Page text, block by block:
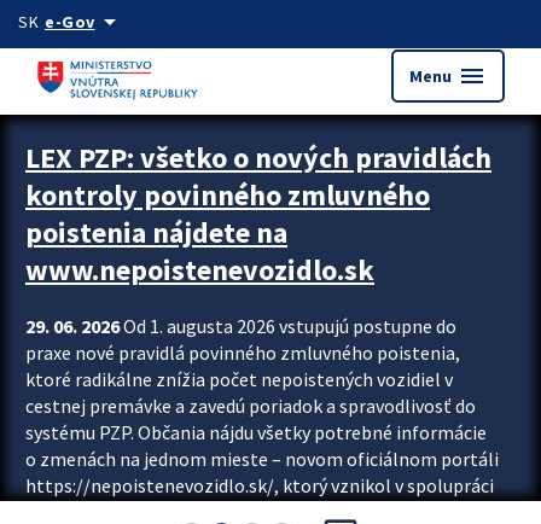
Preskocit na hlavný obsah
SK e-Govarrow_drop_down
Menu menu
Zastavit automatický posun upútavok
LEX PZP: všetko o nových pravidlách
kontroly povinného zmluvného
poistenia nájdete na
www.nepoistenevozidlo.sk
29. 06. 2026Od 1. augusta 2026 vstupujú postupne do
praxe nové pravidlá povinného zmluvného poistenia,
ktoré radikálne znížia počet nepoistených vozidiel v
cestnej premávke a zavedú poriadok a spravodlivosť do
systému PZP. Občania nájdu všetky potrebné informácie
o zmenách na jednom mieste – novom oficiálnom portáli
https://nepoistenevozidlo.sk/, ktorý vznikol v spolupráci